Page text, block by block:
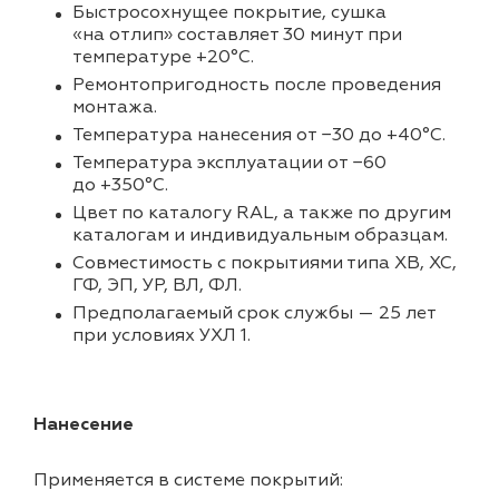
Быстросохнущее покрытие, сушка
«на отлип» составляет 30 минут при
температуре +20°С.
Ремонтопригодность после проведения
монтажа.
Температура нанесения от −30 до +40°С.
Температура эксплуатации от −60
до +350°С.
Цвет по каталогу RAL, а также по другим
каталогам и индивидуальным образцам.
Совместимость с покрытиями типа ХВ, ХС,
ГФ, ЭП, УР, ВЛ, ФЛ.
Предполагаемый срок службы — 25 лет
при условиях УХЛ 1.
Нанесение
Применяется в системе покрытий: